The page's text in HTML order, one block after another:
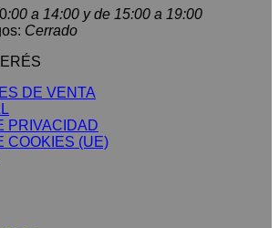
:00 a 14:00 y de 15:00 a 19:00
Cerrado
DE VENTA
PRIVACIDAD
COOKIES (UE)